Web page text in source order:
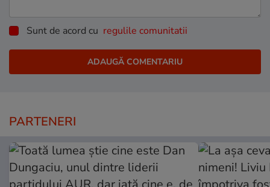
Sunt de acord cu regulile comunitatii
PARTENERI